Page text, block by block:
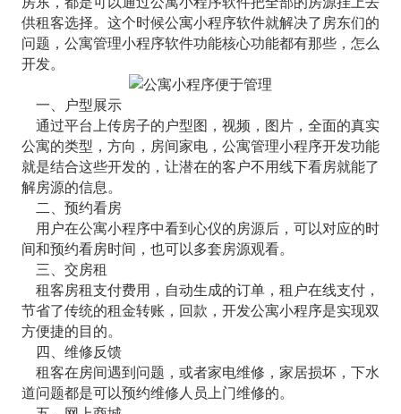
供租客选择。这个时候公寓小程序软件就解决了房东们的
问题，公寓管理小程序软件功能核心功能都有那些，怎么
开发。
一、户型展示
通过平台上传房子的户型图，视频，图片，全面的真实
公寓的类型，方向，房间家电，公寓管理小程序开发功能
就是结合这些开发的，让潜在的客户不用线下看房就能了
解房源的信息。
二、预约看房
用户在公寓小程序中看到心仪的房源后，可以对应的时
间和预约看房时间，也可以多套房源观看。
三、交房租
租客房租支付费用，自动生成的订单，租户在线支付，
节省了传统的租金转账，回款，开发公寓小程序是实现双
方便捷的目的。
四、维修反馈
租客在房间遇到问题，或者家电维修，家居损坏，下水
道问题都是可以预约维修人员上门维修的。